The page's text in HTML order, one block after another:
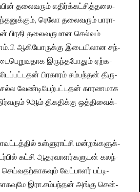
தலை­வரும் எதிர்க்­கட்­சித்­த­லை­
ரெலோ தலை­வரும் பாரா­
பிரதி தலை­வ­ரு­மான செல்வம்
ஆகி­யோ­ருக்கு இடை­யி­லான சந்­
இருந்­த­போதும் ஏற்­க­
பிர­காரம் சம்­பந்தன் திரு­
வேண்­டி­யேற்­பட்­டதன் கார­ண­மாக
9ஆம் திக­திக்கு ஒத்­தி­வைக்­
உள்­ளு­ராட்சி மன்­றங்­க­ளுக்­
கட்சி ஆத­ர­வா­ளர்­க­ளுடன் கலந்­
வேட்­பாளர் பட்­டி­
இரா.சம்­பந்தன் அங்கு சென்­